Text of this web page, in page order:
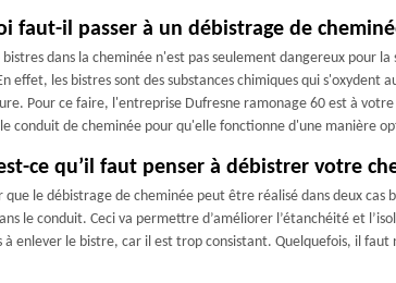
faut-il passer à un débistrage de
bistres dans la cheminée n'est pas seulement dangereux pour
effet, les bistres sont des substances chimiques qui s'oxydent
Pour ce faire, l'entreprise Dufresne ramonage 60 est à
conduit de cheminée pour qu'elle fonctionne d'une manière
ce qu’il faut penser à débistrer votre
que le débistrage de cheminée peut être réalisé dans deux
le conduit. Ceci va permettre d’améliorer l’étanchéité et
à enlever le bistre, car il est trop consistant. Quelquefois, il